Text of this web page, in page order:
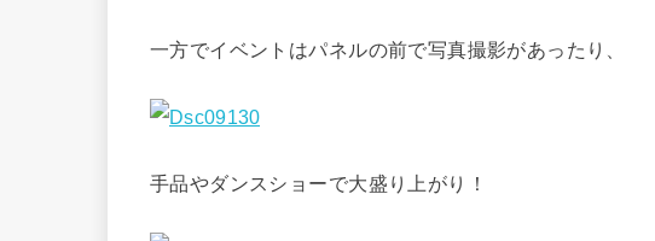
一方でイベントはパネルの前で写真撮影があったり、
手品やダンスショーで大盛り上がり！